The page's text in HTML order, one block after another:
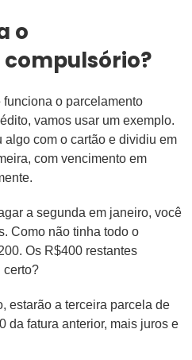
o
o parcelamento
vamos usar um exemplo.
algo com o cartão e dividiu em
com vencimento em
a segunda em janeiro, você
Como não tinha todo o
Os R$400 restantes
certo?
estarão a terceira parcela de
da fatura anterior, mais juros e